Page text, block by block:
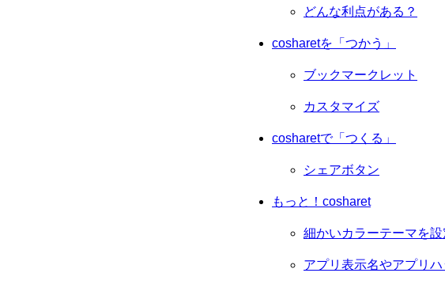
どんな利点がある？
cosharetを「つかう」
ブックマークレット
カスタマイズ
cosharetで「つくる」
シェアボタン
もっと！cosharet
細かいカラーテーマを
アプリ表示名やアプリ